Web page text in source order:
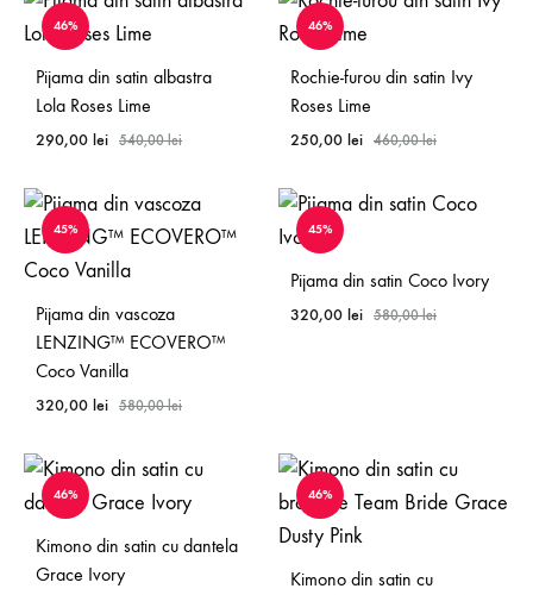
46%
Pijama din satin albastra
Lola Roses Lime
290,00 lei 540,00lei
46%
Rochie-furou din satin Ivy
Roses Lime
250,00 lei 460,00lei
45%
Pijama din vascoza
LENZING™ ECOVERO™
Coco Vanilla
320,00 lei 580,00lei
45%
Pijama din satin Coco Ivory
320,00 lei 580,00lei
46%
Kimono din satin cu dantela
Grace Ivory
46%
Kimono din satin cu